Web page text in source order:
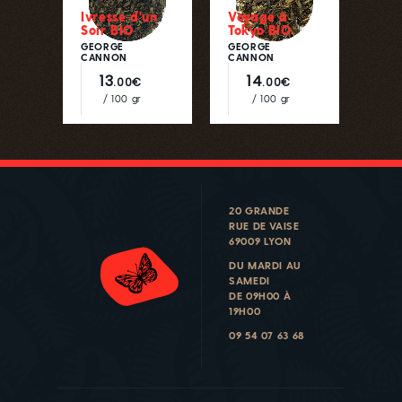
Ivresse d'un
Soir BIO
GEORGE
CANNON
13.00€
/ 100 gr
Voyage à
Tokyo BIO
GEORGE
CANNON
14.00€
/ 100 gr
20 GRANDE
RUE DE VAISE
69009 LYON
DU MARDI AU
SAMEDI
DE 09H00 À
19H00
09 54 07 63 68